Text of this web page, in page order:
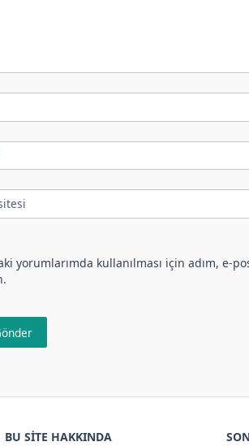
yorumlarımda kullanılması için adım, e-
BU SITE HAKKINDA